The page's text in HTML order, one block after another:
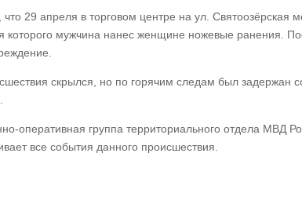
что 29 апреля в торговом центре на ул.
которого мужчина нанес женщине ножевые ранения.
скрылся, но по горячим следам был задержан
оперативная группа территориального отдела МВД
все события данного происшествия.